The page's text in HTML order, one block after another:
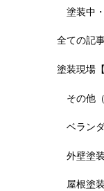
塗装中
全ての記
塗装現場
その他
ベラン
外壁塗装
屋根塗装